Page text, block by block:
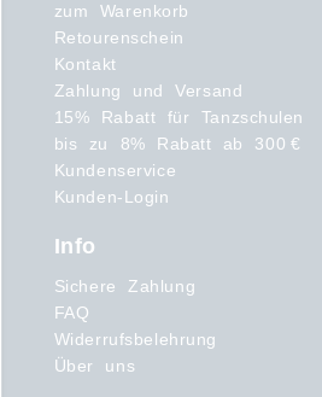
zum Warenkorb
Retourenschein
Kontakt
Zahlung und Versand
15% Rabatt für Tanzschulen
bis zu 8% Rabatt ab 300 €
Kundenservice
Kunden-Login
Info
Sichere Zahlung
FAQ
Widerrufsbelehrung
Über uns